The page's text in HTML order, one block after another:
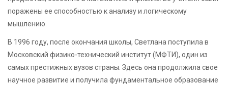
поражены ее способностью к анализу и логическому
мышлению.
В 1996 году, после окончания школы, Светлана поступила в
Московский физико-технический институт (МФТИ), один из
самых престижных вузов страны. Здесь она продолжила свое
научное развитие и получила фундаментальное образование